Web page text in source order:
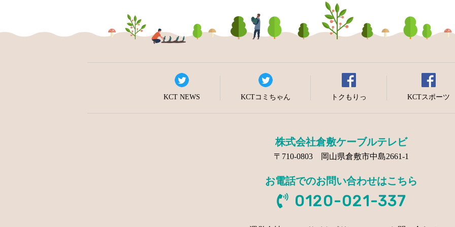
KCT NEWS KCTコミちゃん トクもりっ KCTスポーツ
株式会社倉敷ケーブルテレビ
〒710-0803 岡山県倉敷市中島2661-1
お電話でのお問い合わせはこちら
0120-021-337